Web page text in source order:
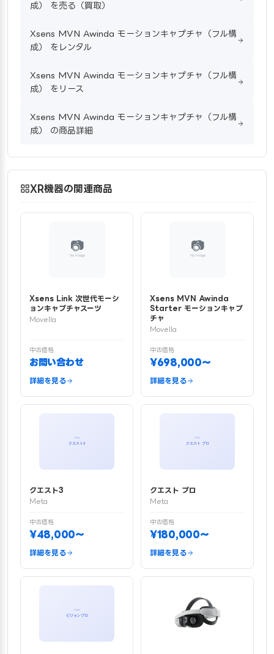
成） を売る（買取）
Xsens MVN Awinda モーションキャプチャ（フル構
成） をレンタル
Xsens MVN Awinda モーションキャプチャ（フル構
成） をリース
Xsens MVN Awinda モーションキャプチャ（フル構
成） の商品詳細
XR機器の関連商品
Xsens Link 次世代モーシ
ョンキャプチャスーツ
Movella
中古価格
お問い合わせ
詳細を見る
Xsens MVN Awinda
Starter モーションキャプ
チャ
Movella
中古価格
¥698,000〜
詳細を見る
クエスト3
Meta
中古価格
¥48,000〜
詳細を見る
クエスト プロ
Meta
中古価格
¥180,000〜
詳細を見る